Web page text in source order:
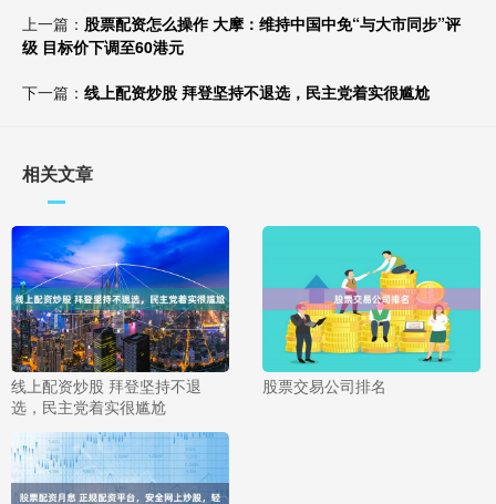
上一篇： 股票配资怎么操作 大摩：维持中国中免“与大市同步”评
级 目标价下调至60港元
下一篇： 线上配资炒股 拜登坚持不退选，民主党着实很尴尬
相关文章
线上配资炒股 拜登坚持不退
选，民主党着实很尴尬
股票交易公司排名